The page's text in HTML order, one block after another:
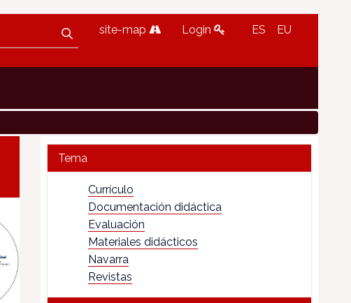
site-map Login ES EU
Tema
Currículo
Documentación didáctica
Evaluación
Materiales didácticos
Navarra
Revistas